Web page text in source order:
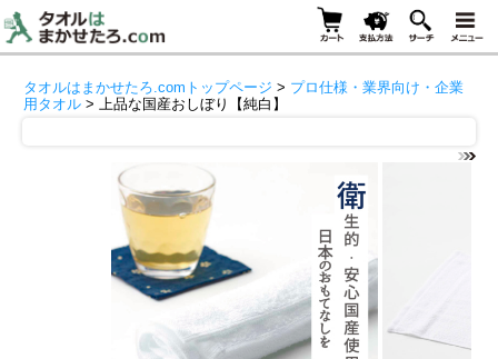
タオルはまかせたろ.comトップページ > プロ仕様・業界向け・企業
用タオル > 上品な国産おしぼり【純白】